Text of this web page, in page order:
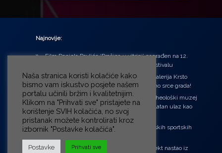
Najnovije:
Film Daniela Pavlića ‘Prašina u vitrini’ nagrađen na 12.
Green Montenegro International Film Festivalu
U središtu Petrinje otvorena obnovljena Galerija Krsto
Hegedušić: Kultura vraćena kući, u samo srce grada!
Od petka do nedjelje (31.7. – 2.8.2026.) Arheološki muzej
u Zagrebu otvara vrata građanima: Besplatan ulaz kao
zaklon od toplinskog vala
‘Ni med cvetjem ni pravice’ na Aleji hrvatskih sportskih
“Rubikova kocka – složi svoju priču”, projekt nastao iz
Naša stranica koristi kolačiće kako
bismo vam iskustvo posjete našem
portalu učinili bržim i kvalitetnijim.
Klikom na "Prihvati sve" pristajete na
korištenje SVIH kolačića, no svoj
pristanak možete kontrolirati kroz
izbornik "Postavke kolačića".
Postavke Prihvati sve